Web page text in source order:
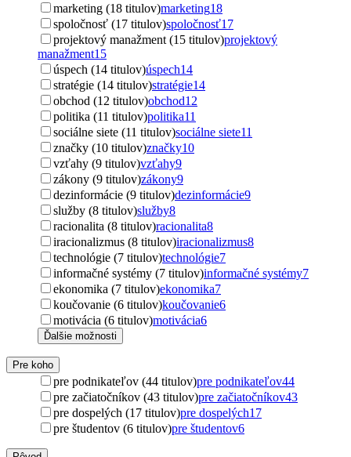
marketing (18 titulov)marketing18
spoločnosť (17 titulov)spoločnosť17
projektový manažment (15 titulov)projektový
manažment15
úspech (14 titulov)úspech14
stratégie (14 titulov)stratégie14
obchod (12 titulov)obchod12
politika (11 titulov)politika11
sociálne siete (11 titulov)sociálne siete11
značky (10 titulov)značky10
vzťahy (9 titulov)vzťahy9
zákony (9 titulov)zákony9
dezinformácie (9 titulov)dezinformácie9
služby (8 titulov)služby8
racionalita (8 titulov)racionalita8
iracionalizmus (8 titulov)iracionalizmus8
technológie (7 titulov)technológie7
informačné systémy (7 titulov)informačné systémy7
ekonomika (7 titulov)ekonomika7
koučovanie (6 titulov)koučovanie6
motivácia (6 titulov)motivácia6
Ďalšie možnosti
Pre koho
pre podnikateľov (44 titulov)pre podnikateľov44
pre začiatočníkov (43 titulov)pre začiatočníkov43
pre dospelých (17 titulov)pre dospelých17
pre študentov (6 titulov)pre študentov6